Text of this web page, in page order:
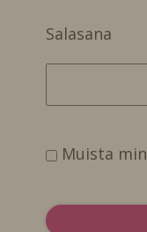
Salasana
Muista